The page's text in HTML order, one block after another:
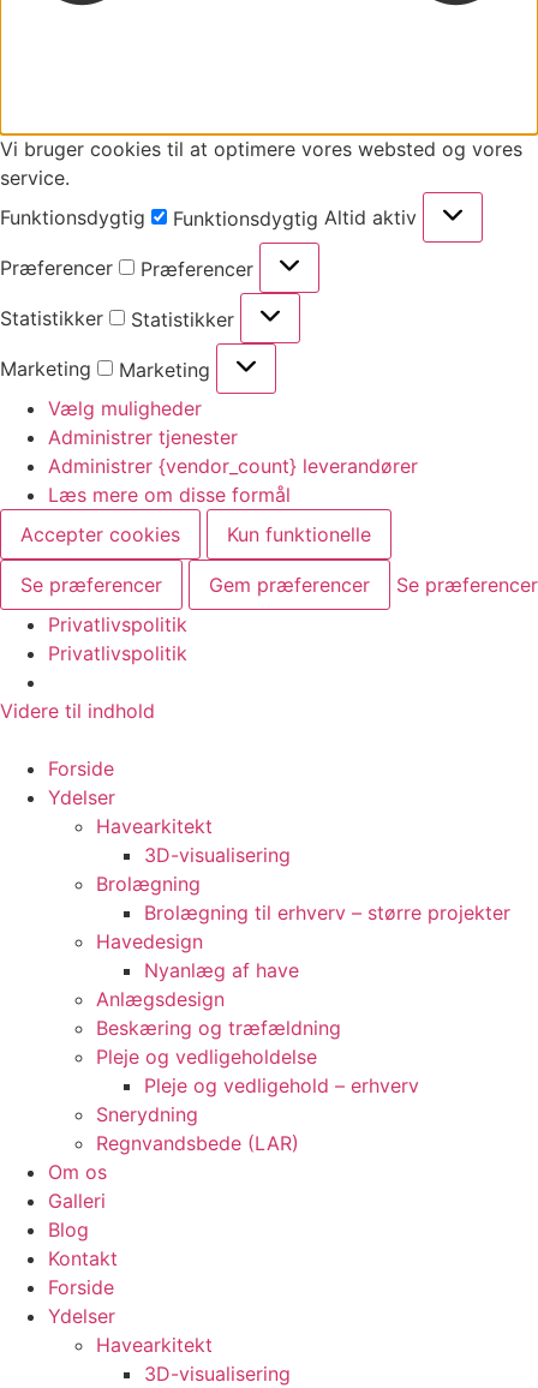
Vi bruger cookies til at optimere vores websted og vores
service.
Funktionsdygtig
Funktionsdygtig Altid aktiv
Præferencer Præferencer
Statistikker Statistikker
Marketing
Marketing
Vælg muligheder
Administrer tjenester
Administrer {vendor_count} leverandører
Læs mere om disse formål
Accepter cookies
Kun funktionelle
Se præferencer Gem præferencer
Se præferencer
Privatlivspolitik
Privatlivspolitik
Videre til indhold
Forside
Ydelser
Havearkitekt
3D-visualisering
Brolægning
Brolægning til erhverv – større projekter
Havedesign
Nyanlæg af have
Anlægsdesign
Beskæring og træfældning
Pleje og vedligeholdelse
Pleje og vedligehold – erhverv
Snerydning
Regnvandsbede (LAR)
Om os
Galleri
Blog
Kontakt
Forside
Ydelser
Havearkitekt
3D-visualisering